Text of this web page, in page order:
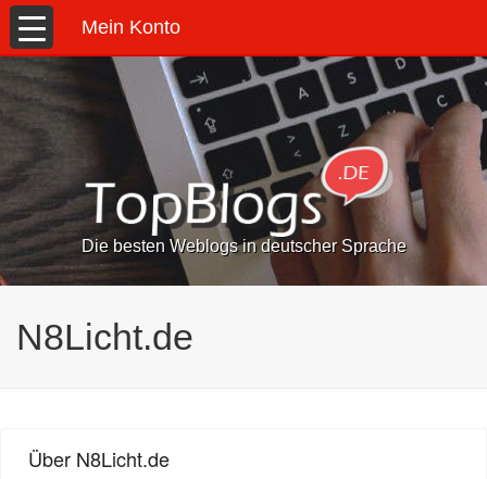
Mein Konto
Die besten Weblogs in deutscher Sprache
N8Licht.de
Über N8Licht.de